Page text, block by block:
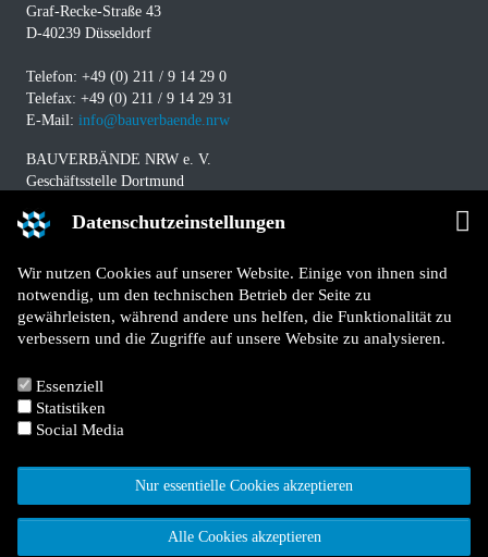
Datenschutzeinstellungen
Wir nutzen Cookies auf unserer Website. Einige von ihnen sind
notwendig, um den technischen Betrieb der Seite zu
gewährleisten, während andere uns helfen, die Funktionalität zu
verbessern und die Zugriffe auf unsere Website zu analysieren.
Essenziell
Statistiken
Social Media
Nur essentielle Cookies akzeptieren
Alle Cookies akzeptieren
Graf-Recke-Straße 43
D-40239 Düsseldorf
Telefon: +49 (0) 211 / 9 14 29 0
Telefax: +49 (0) 211 / 9 14 29 31
E-Mail: info@bauverbaende.nrw
BAUVERBÄNDE NRW e. V.
Geschäftsstelle Dortmund
D-44141 Dortmund
Telefon: +49 (0) 231 / 94 11 580
Telefax: +49 (0) 231 / 94 11 5840
E-Mail:info@bauverbaende.nrw
Datenschutz
Kontakt
Für Mitglieder